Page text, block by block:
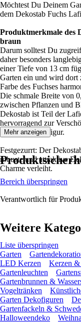
Möchtest Du Deinem
dem Dekostab Fuchs
Produktmerkmale des
braun
Darum solltest Du
daher besonders
einer Tiefe von 13 cm
Garten ein und wird dort
Farbe des Fuchses
Die schmale Breite von
zwischen Pflanzen und
Dekostab ist Teil der
hervorragend zur
oder als Gartenfigur.
Festgezurrt: Der
robuste und attraktive
Charme verleiht.
Mehr anzeigen
Bereich überspringen
Verantwortlich für
Weitere
Liste überspringen
Garten
LED Kerzen
Kerzen &
Gartenleuchten
Gartenbrunnen &
Vogeltränken
Garten Dekofiguren
Gartenfackeln &
Halloweendeko